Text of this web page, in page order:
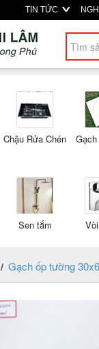
TIN TỨC
Chậu Rửa Chén
Sen tắm
/ Gạch ốp tường